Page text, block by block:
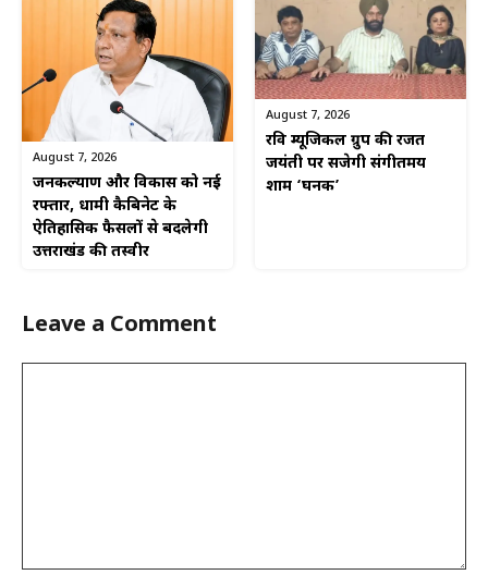
August 7, 2026
जनकल्याण और विकास को नई
रफ्तार, धामी कैबिनेट के
ऐतिहासिक फैसलों से बदलेगी
उत्तराखंड की तस्वीर
August 7, 2026
रवि म्यूजिकल ग्रुप की रजत
जयंती पर सजेगी संगीतमय
शाम ‘घनक’
Leave a Comment